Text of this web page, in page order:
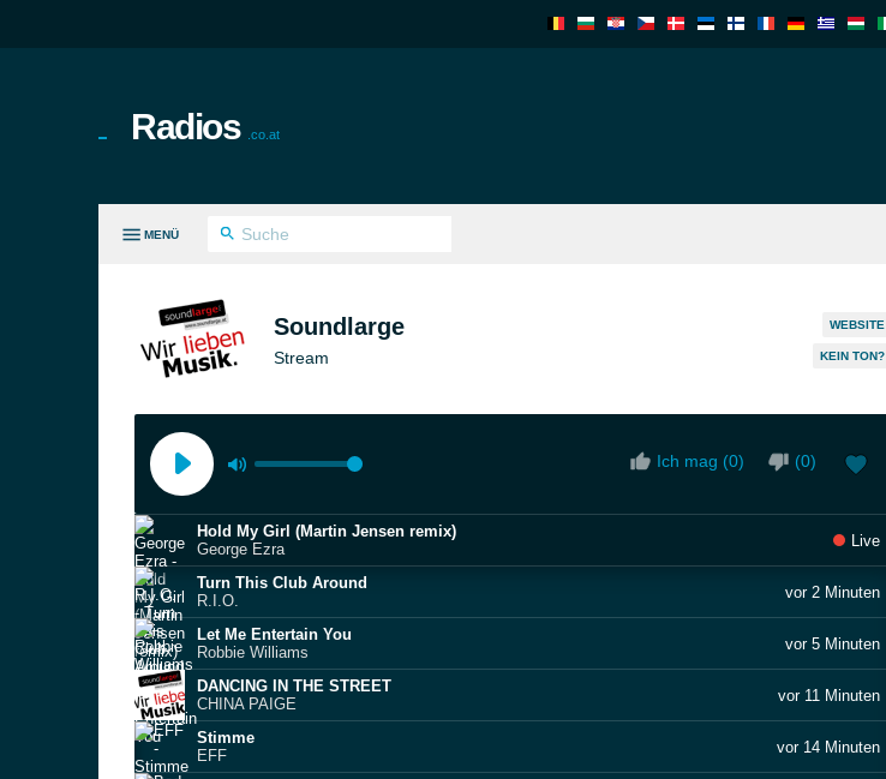
Radios .co.at
MENÜ
Soundlarge
Stream
WEBSITE
KEIN TON?
Ich mag (0) (0)
Hold My Girl (Martin Jensen remix)
George Ezra
Live
Turn This Club Around
R.I.O.
vor 2 Minuten
Let Me Entertain You
Robbie Williams
vor 5 Minuten
DANCING IN THE STREET
CHINA PAIGE
vor 11 Minuten
Stimme
EFF
vor 14 Minuten